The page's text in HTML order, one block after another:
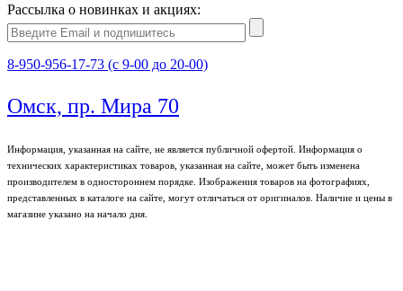
Рассылка о новинках и акциях:
8-950-956-17-73 (с 9-00 до 20-00)
Омск, пр. Мира 70
Информация, указанная на сайте, не является публичной офертой. Информация о
технических характеристиках товаров, указанная на сайте, может быть изменена
производителем в одностороннем порядке. Изображения товаров на фотографиях,
представленных в каталоге на сайте, могут отличаться от оригиналов. Наличие и цены в
магазине указано на начало дня.